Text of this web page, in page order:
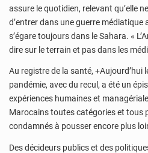
assure le quotidien, relevant qu’elle
d’entrer dans une guerre médiatique
s’égare toujours dans le Sahara. «
dire sur le terrain et pas dans les
Au registre de la santé, +Aujourd’hui
pandémie, avec du recul, a été un
expériences humaines et
Marocains toutes catégories et tous
condamnés à pousser encore plus
Des décideurs publics et des